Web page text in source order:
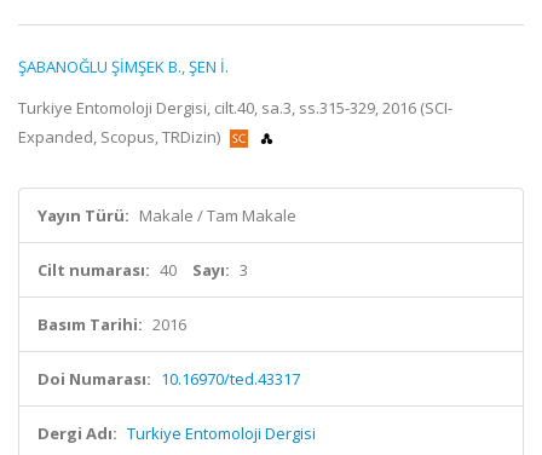
ŞABANOĞLU ŞİMŞEK B.,ŞEN İ.
Turkiye Entomoloji Dergisi, cilt.40, sa.3, ss.315-329, 2016 (SCI-
Expanded, Scopus, TRDizin)
Yayın Türü: Makale / Tam Makale
Cilt numarası: 40 Sayı: 3
Basım Tarihi: 2016
Doi Numarası: 10.16970/ted.43317
Dergi Adı: Turkiye Entomoloji Dergisi